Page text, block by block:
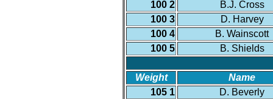
100 2
B.J. Cross
100 3
D. Harvey
100 4
B. Wainscott
100 5
B. Shields
Weight
Name
105 1
D. Beverly